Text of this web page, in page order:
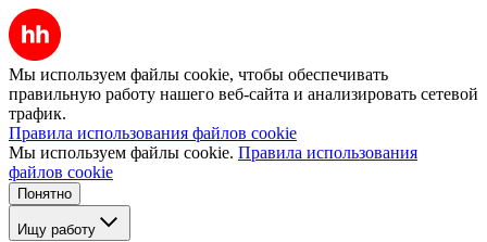
Мы используем файлы cookie, чтобы обеспечивать
правильную работу нашего веб-сайта и анализировать сетевой
трафик.
Правила использования файлов cookie
Мы используем файлы cookie. Правила использования
файлов cookie
Понятно
Ищу работу